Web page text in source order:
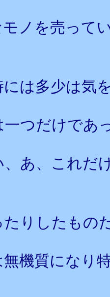
ノを売って
は多少は気
つだけであ
、あ、これ
りしたもの
機質になり